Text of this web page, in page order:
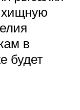
хищную
в
будет